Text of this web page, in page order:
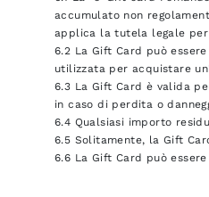
accumulato non
applica la tutela legale
6.2 La Gift Card può
utilizzata per acquistare
6.3 La Gift Card è valida
in caso di perdita o
6.4 Qualsiasi importo
6.5 Solitamente, la Gift
6.6 La Gift Card può